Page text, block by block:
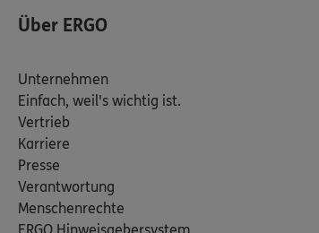
Über ERGO
Unternehmen
Einfach, weil's wichtig ist.
Vertrieb
Karriere
Presse
Verantwortung
Menschenrechte